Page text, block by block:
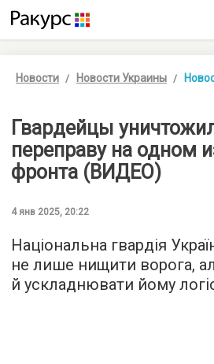
Новости Новости Украины
Гвардейцы
переправу на одном
фронта (ВИДЕО)
4 янв 2025, 20:22
Національна гвардія
не лише нищити ворога,
й ускладнювати йому